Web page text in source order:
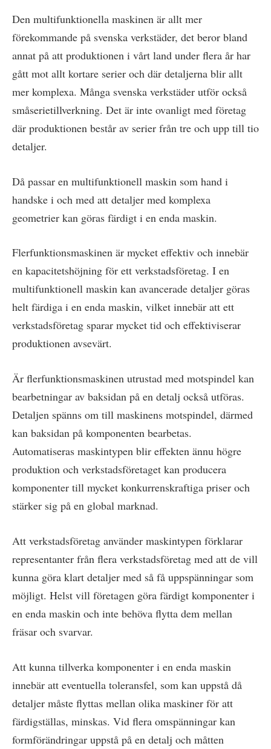
Den multifunktionella maskinen är allt mer
förekommande på svenska verkstäder, det beror bland
annat på att produktionen i vårt land under flera år har
gått mot allt kortare serier och där detaljerna blir allt
mer komplexa. Många svenska verkstäder utför också
småserietillverkning. Det är inte ovanligt med företag
där produktionen består av serier från tre och upp till tio
detaljer.
Då passar en multifunktionell maskin som hand i
handske i och med att detaljer med komplexa
geometrier kan göras färdigt i en enda maskin.
Flerfunktionsmaskinen är mycket effektiv och innebär
en kapacitetshöjning för ett verkstadsföretag. I en
multifunktionell maskin kan avancerade detaljer göras
helt färdiga i en enda maskin, vilket innebär att ett
verkstadsföretag sparar mycket tid och effektiviserar
produktionen avsevärt.
Är flerfunktionsmaskinen utrustad med motspindel kan
bearbetningar av baksidan på en detalj också utföras.
Detaljen spänns om till maskinens motspindel, därmed
kan baksidan på komponenten bearbetas.
Automatiseras maskintypen blir effekten ännu högre
produktion och verkstadsföretaget kan producera
komponenter till mycket konkurrenskraftiga priser och
stärker sig på en global marknad.
Att verkstadsföretag använder maskintypen förklarar
representanter från flera verkstadsföretag med att de vill
kunna göra klart detaljer med så få uppspänningar som
möjligt. Helst vill företagen göra färdigt komponenter i
en enda maskin och inte behöva flytta dem mellan
fräsar och svarvar.
Att kunna tillverka komponenter i en enda maskin
innebär att eventuella toleransfel, som kan uppstå då
detaljer måste flyttas mellan olika maskiner för att
färdigställas, minskas. Vid flera omspänningar kan
formförändringar uppstå på en detalj och måtten